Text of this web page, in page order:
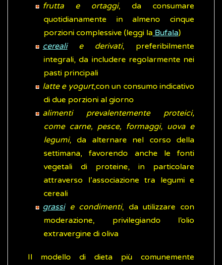
frutta e ortaggi, da consumare
quotidianamente in almeno cinque
porzioni complessive (leggi la Bufala)
cerealie derivati, preferibilmente
integrali, da includere regolarmente nei
pasti principali
latte e yogurt,con un consumo indicativo
di due porzioni al giorno
alimenti prevalentemente proteici,
come carne, pesce, formaggi, uova e
legumi, da alternare nel corso della
settimana, favorendo anche le fonti
vegetali di proteine, in particolare
attraverso l’associazione tra legumi e
cereali
grassie condimenti, da utilizzare con
moderazione, privilegiando l’olio
extravergine di oliva
Il modello di dieta più comunemente